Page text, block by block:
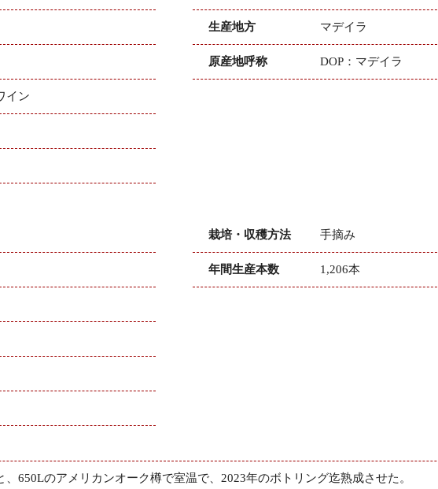
イン
生産地方 マデイラ
原産地呼称 DOP：マデイラ
栽培・収穫方法 手摘み
年間生産本数 1,206本
、650Lのアメリカンオーク樽で室温で、2023年のボトリング迄熟成させた。